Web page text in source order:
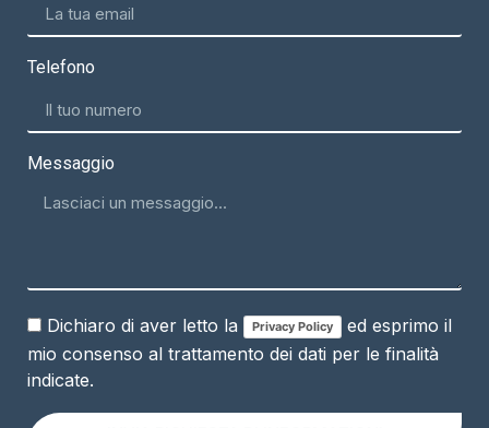
Telefono
Messaggio
Dichiaro di aver letto la Privacy Policy
ed esprimo il
mio consenso al trattamento dei dati per le finalità
indicate.